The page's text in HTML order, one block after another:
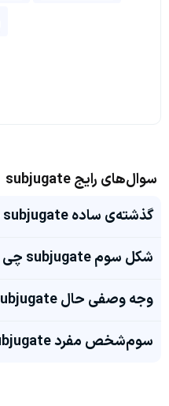
سوال‌های رایج subjugate
گذشته‌ی ساده subjugate چی میشه؟
شکل سوم subjugate چی میشه؟
وجه وصفی حال subjugate چی میشه؟
سوم‌شخص مفرد subjugate چی میشه؟